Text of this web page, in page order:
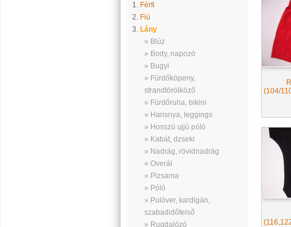
1. Férfi
2. Fiú
3. Lány
» Blúz
» Body, napozó
» Bugyi
» Fürdőköpeny,
strandtörölköző
» Fürdőruha, bikini
» Harisnya, leggings
» Hosszú ujjú póló
» Kabát, dzseki
» Nadrág, rövidnadrág
» Overál
» Pizsama
» Póló
» Pulóver, kardigán,
szabadidőfelső
» Rugdalózó
(104/